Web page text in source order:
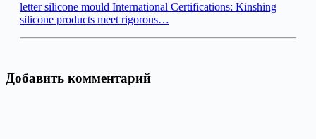
letter silicone mould International Certifications: Kinshing
silicone products meet rigorous…
Добавить комментарий